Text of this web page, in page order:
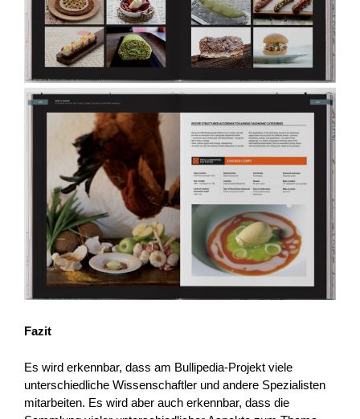
Fazit
Es wird erkennbar, dass am Bullipedia-Projekt viele
unterschiedliche Wissenschaftler und andere Spezialisten
mitarbeiten. Es wird aber auch erkennbar, dass die